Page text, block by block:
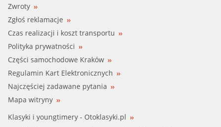
Zwroty
Zgłoś reklamacje
Czas realizacji i koszt transportu
Polityka prywatności
Części samochodowe Kraków
Regulamin Kart Elektronicznych
Najczęściej zadawane pytania
Mapa witryny
Klasyki i youngtimery - Otoklasyki.pl